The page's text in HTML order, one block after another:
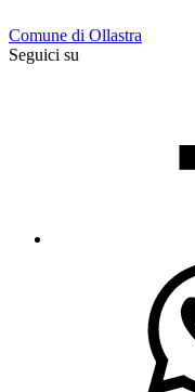
Comune di Ollastra
Seguici su